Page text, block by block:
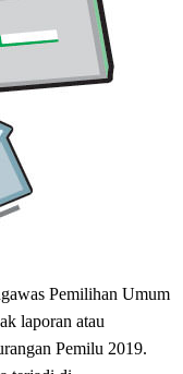
Pemilihan Umum
laporan atau
Pemilu 2019.